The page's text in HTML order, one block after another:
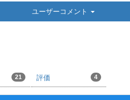
ユーザーコメント
21 評価 4